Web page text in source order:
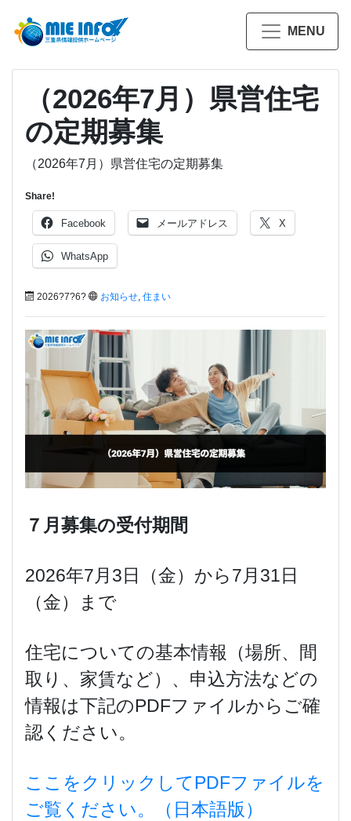
MENU
（2026年7月）県営住宅
の定期募集
（2026年7月）県営住宅の定期募集
Share!
Facebook メールアドレス X
WhatsApp
2026?7?6? お知らせ, 住まい
７月募集の受付期間
2026年7月3日（金）から7月31日
（金）まで
住宅についての基本情報（場所、間
取り、家賃など）、申込方法などの
情報は下記のPDFファイルからご確
認ください。
ここをクリックしてPDFファイルを
ご覧ください。（日本語版）